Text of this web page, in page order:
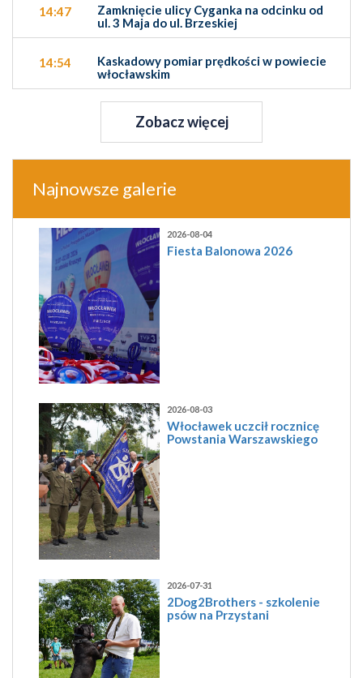
14:47
Zamknięcie ulicy Cyganka na odcinku od
ul. 3 Maja do ul. Brzeskiej
14:54
Kaskadowy pomiar prędkości w powiecie
włocławskim
Zobacz więcej
Najnowsze galerie
2026-08-04
Fiesta Balonowa 2026
2026-08-03
Włocławek uczcił rocznicę
Powstania Warszawskiego
2026-07-31
2Dog2Brothers - szkolenie
psów na Przystani